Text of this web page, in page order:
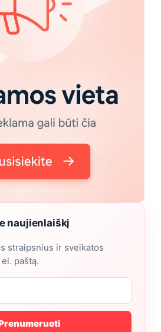
naujienlaiškį
straipsnius ir sveikatos
paštą.